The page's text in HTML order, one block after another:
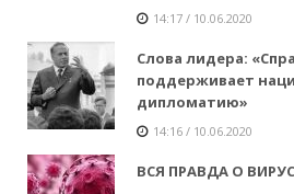
14:17 / 10.06.2020
Слова лидера:
поддерживает
дипломатию»
14:16 / 10.06.2020
ВСЯ ПРАВДА О